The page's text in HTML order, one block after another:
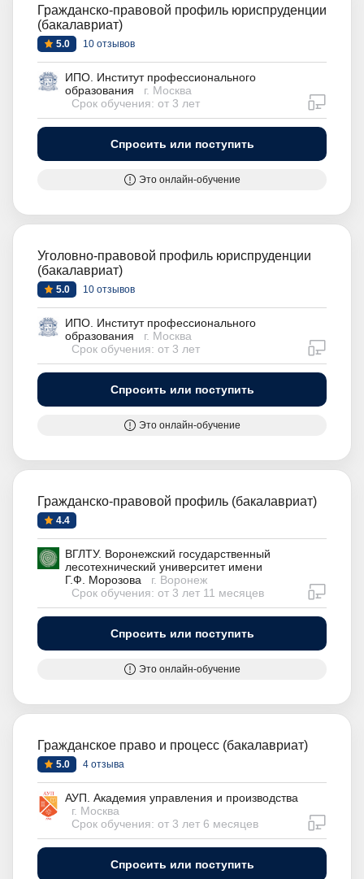
Гражданско-правовой профиль юриспруденции
(бакалавриат)
5.0 10 отзывов
ИПО. Институт профессионального
образования
г. Москва
Срок обучения: от 3 лет
Спросить или поступить
Это онлайн-обучение
Уголовно-правовой профиль юриспруденции
(бакалавриат)
5.0 10 отзывов
ИПО. Институт профессионального
образования
г. Москва
Срок обучения: от 3 лет
Спросить или поступить
Это онлайн-обучение
Гражданско-правовой профиль (бакалавриат)
4.4
ВГЛТУ. Воронежский государственный
лесотехнический университет имени
Г.Ф. Морозова
г. Воронеж
Срок обучения: от 3 лет 11 месяцев
Спросить или поступить
Это онлайн-обучение
Гражданское право и процесс (бакалавриат)
5.0 4 отзыва
АУП. Академия управления и производства
г. Москва
Срок обучения: от 3 лет 6 месяцев
Спросить или поступить